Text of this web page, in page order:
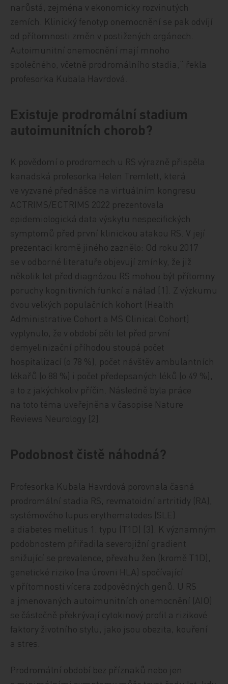
narůstá, zejména v ekonomicky rozvinutých
zemích. Klinický fenotyp onemocnění se pak odvíjí
od přítomnosti změn v postižených orgánech.
Autoimunitní onemocnění mají mnoho
společného, včetně prodromálního stadia,“ řekla
profesorka Kubala Havrdová.
Existuje prodromální stadium
autoimunitních chorob?
K povědomí o prodromech u RS výrazně přispěla
kanadská profesorka Helen Tremlett, která
ve vyzvané přednášce na virtuálním kongresu
ACTRIMS/ECTRIMS 2022 prezentovala
epidemiologická data výskytu nespecifických
symptomů před první klinickou atakou RS. V její
prezentaci kromě jiného zaznělo: Od roku 2017
se v odborné literatuře objevují zmínky, že již
několik let před diagnózou RS mohou být přítomny
poruchy kognitivních funkcí a nálad [1]. Z výzkumu
dvou velkých populačních kohort (Health
Administrative Cohort a MS Clinical Cohort)
vyplynulo, že v období pěti let před první
demyelinizační příhodou stoupá počet
hospitalizací (o 78 %), počet návštěv ambulantních
lékařů (o 88 %) i počet předepsaných léků (o 49 %),
a to z jakýchkoliv příčin. Následně byla práce
na toto téma uveřejněna v časopise Nature
Reviews Neurology [2].
Podobnost čistě náhodná?
Profesorka Kubala Havrdová porovnala časná
prodromální stadia RS, revmatoidní artritidy (RA),
systémového lupus erythematodes (SLE)
a diabetes mellitus 1. typu (T1D) [3]. K významným
podobnostem přiřadila severojižní gradient
snižující se prevalence, převahu žen (kromě T1D),
genetické riziko (na úrovni HLA) spočívající
v přítomnosti vícera zodpovědných genů. U RS
a jmenovaných autoimunitních onemocnění (AIO)
se částečně překrývají cytokinový profil a rizikové
faktory životního stylu, jako jsou obezita, kouření
a stres.
Prodromální období bez příznaků nebo jen